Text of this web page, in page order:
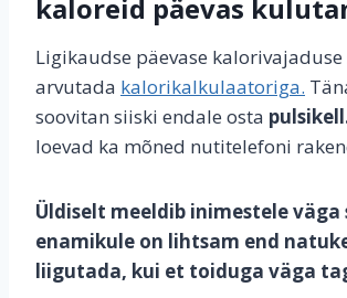
kaloreid päevas
Ligikaudse päevase kalorivajaduse
arvutada kalorikalkulaatoriga.
soovitan siiski endale osta
loevad ka mõned nutitelefoni
Üldiselt meeldib inimestele väga
enamikule on lihtsam end
liigutada, kui et toiduga väga